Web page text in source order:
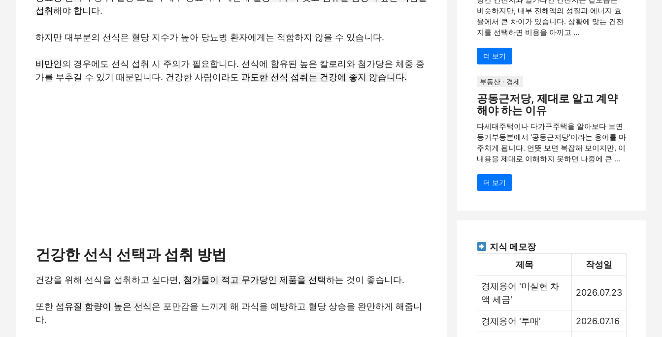
섭취해야 합니다.
하지만 대부분의 선식은 혈당 지수가 높아 당뇨병 환자에게는 적합하지 않을 수 있습니다.
비만인의 경우에도 선식 섭취 시 주의가 필요합니다. 선식에 함유된 높은 칼로리와 첨가당은 체중 증
가를 부추길 수 있기 때문입니다. 건강한 사람이라도 과도한 선식 섭취는 건강에 좋지 않습니다.
건강한 선식 선택과 섭취 방법
건강을 위해 선식을 섭취하고 싶다면, 첨가물이 적고 무가당인 제품을 선택하는 것이 좋습니다.
또한 섬유질 함량이 높은 선식은 포만감을 느끼게 해 과식을 예방하고 혈당 상승을 완만하게 해줍니
다.
비슷하지만, 내부 전해액의 성질과 에너지 효
율에서 큰 차이가 있습니다. 상황에 맞는 건전
지를 선택하면 비용을 아끼고 ...
더 보기
부동산 · 경제
공동근저당, 제대로 알고 계약
해야 하는 이유
다세대주택이나 다가구주택을 알아보다 보면
등기부등본에서 '공동근저당'이라는 용어를 마
주치게 됩니다. 언뜻 보면 복잡해 보이지만, 이
내용을 제대로 이해하지 못하면 나중에 큰 ...
더 보기
지식 메모장
제목
작성일
경제용어 '미실현 차
액 세금'
2026.07.23
경제용어 '투매' 2026.07.16